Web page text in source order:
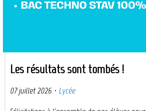
Les résultats sont tombés !
07 juillet 2026 · Lycée